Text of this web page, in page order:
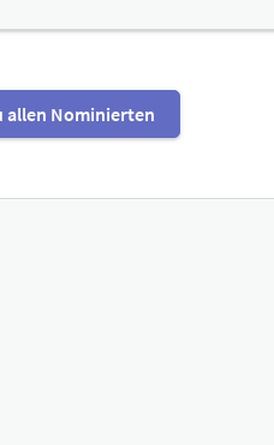
allen Nominierten